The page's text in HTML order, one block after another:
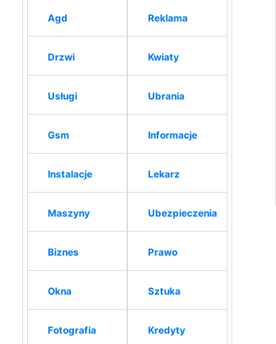
Agd
Drzwi
Usługi
Gsm
Instalacje
Maszyny
Biznes
Okna
Fotografia
Reklama
Kwiaty
Ubrania
Informacje
Lekarz
Ubezpieczenia
Prawo
Sztuka
Kredyty